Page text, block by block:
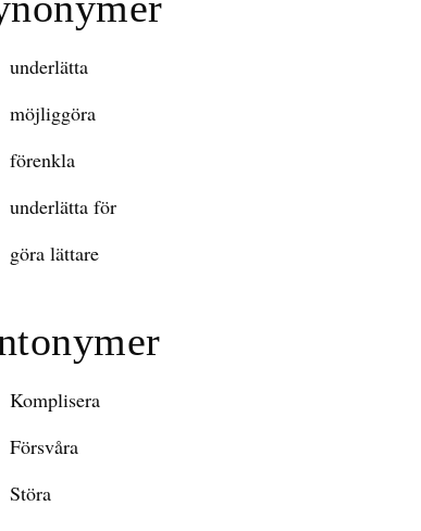
underlätta
möjliggöra
förenkla
underlätta för
göra lättare
Komplisera
Försvåra
Störa